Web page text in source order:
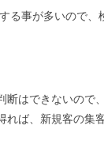
る事が多いので、
断はできないので
ば、新規客の集